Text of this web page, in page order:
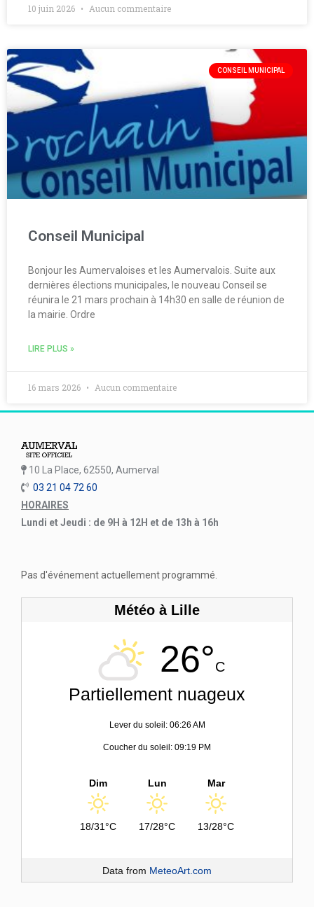
10 juin 2026 Aucun commentaire
CONSEIL MUNICIPAL
Conseil Municipal
Bonjour les Aumervaloises et les Aumervalois. Suite aux
dernières élections municipales, le nouveau Conseil se
réunira le 21 mars prochain à 14h30 en salle de réunion de
la mairie. Ordre
LIRE PLUS »
16 mars 2026 Aucun commentaire
10 La Place, 62550, Aumerval
03 21 04 72 60
HORAIRES
Lundi et Jeudi : de 9H à 12H et de 13h à 16h
Pas d'événement actuellement programmé.
Météo à Lille
26°C
Partiellement nuageux
Lever du soleil: 06:26 AM
Coucher du soleil: 09:19 PM
Dim
18/31°C
Lun
17/28°C
Mar
13/28°C
Data from MeteoArt.com